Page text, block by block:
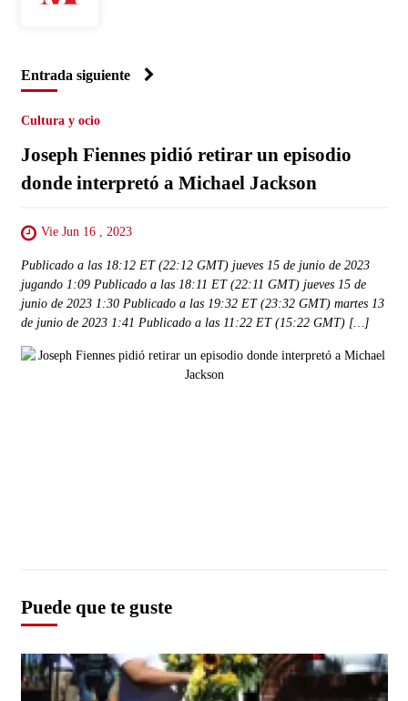
Entrada siguiente
Cultura y ocio
Joseph Fiennes pidió retirar un episodio
donde interpretó a Michael Jackson
Vie Jun 16 , 2023
Publicado a las 18:12 ET (22:12 GMT) jueves 15 de junio de 2023
jugando 1:09 Publicado a las 18:11 ET (22:11 GMT) jueves 15 de
junio de 2023 1:30 Publicado a las 19:32 ET (23:32 GMT) martes 13
de junio de 2023 1:41 Publicado a las 11:22 ET (15:22 GMT) […]
Puede que te guste